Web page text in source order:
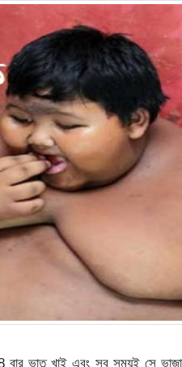
ভাত খাই এবং সব সময়ই সে ভাজা